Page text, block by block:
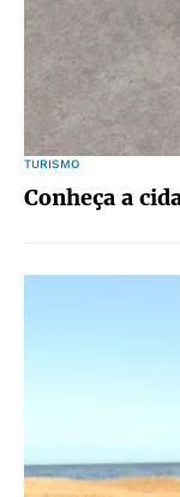
TURISMO
Conheça a